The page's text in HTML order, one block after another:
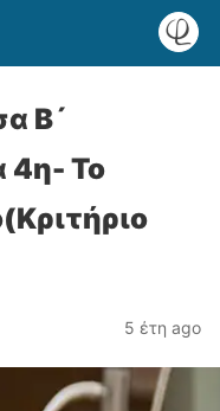
Β´
4η- Το
5 έτη ago